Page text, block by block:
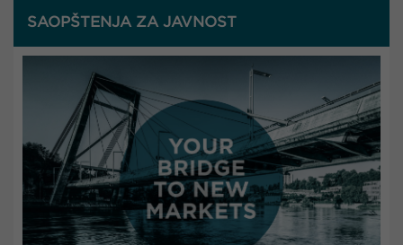
SAOPŠTENJA ZA JAVNOST